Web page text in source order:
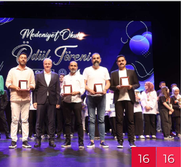
16 16